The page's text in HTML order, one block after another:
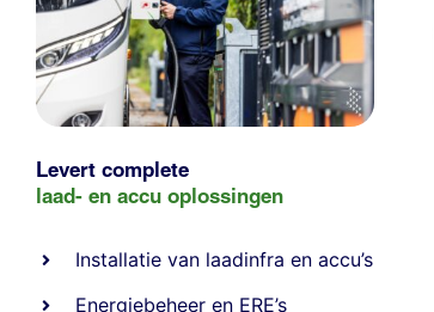
Levert complete
laad- en accu oplossingen
Installatie van laadinfra en accu’s
Energiebeheer en ERE’s